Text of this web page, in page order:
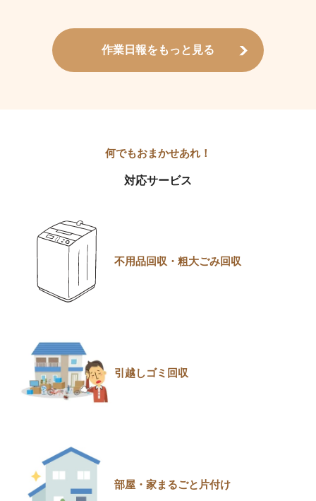
作業日報をもっと見る
対応サービス
不用品回収・粗大ごみ回収
引越しゴミ回収
部屋・家まるごと片付け